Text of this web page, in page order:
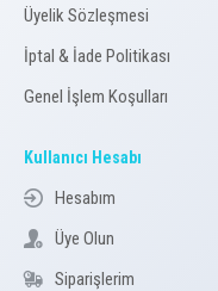
Üyelik Sözleşmesi
İptal & İade Politikası
Genel İşlem Koşulları
Kullanıcı Hesabı
Hesabım
Üye Olun
Siparişlerim